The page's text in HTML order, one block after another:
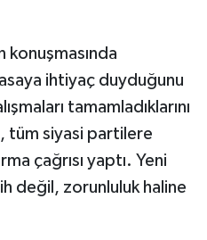
konuşmasında
ihtiyaç duyduğunu
tamamladıklarını
tüm siyasi partilere
çağrısı yaptı. Yeni
değil, zorunluluk haline